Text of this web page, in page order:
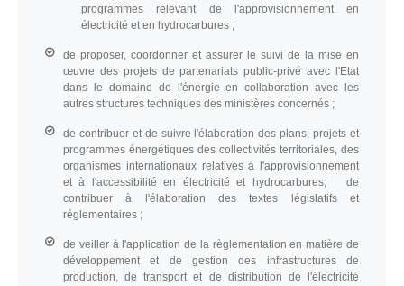
programmes relevant de l'approvisionnement en
électricité et en hydrocarbures ;
de proposer, coordonner et assurer le suivi de la mise en
œuvre des projets de partenariats public-privé avec l'Etat
dans le domaine de l'énergie en collaboration avec les
autres structures techniques des ministères concernés ;
de contribuer et de suivre l'élaboration des plans, projets et
programmes énergétiques des collectivités territoriales, des
organismes internationaux relatives à l'approvisionnement
et à l'accessibilité en électricité et hydrocarbures; de
contribuer à l'élaboration des textes législatifs et
réglementaires ;
de veiller à l'application de la règlementation en matière de
développement et de gestion des infrastructures de
production, de transport et de distribution de l'électricité